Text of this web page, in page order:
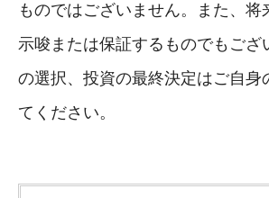
ものではございません。また、将
示唆または保証するものでもござ
の選択、投資の最終決定はご自身
てください。